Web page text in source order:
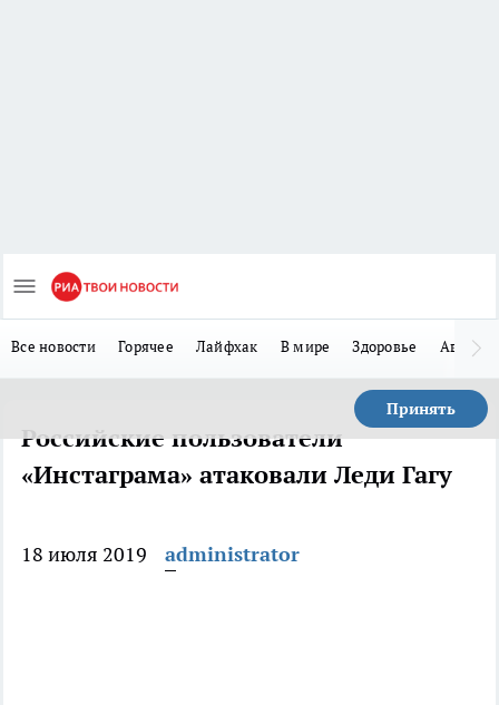
Все новости Горячее Лайфхак В мире Здоровье Авто
Принять
Российские пользователи
«Инстаграма» атаковали Леди Гагу
18 июля 2019 administrator